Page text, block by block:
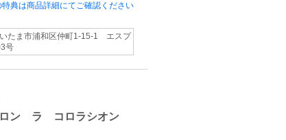
特典は商品詳細にてご確認ください
たま市浦和区仲町1‐15‐1 エスプ
号
ロン ラ コロラシオン